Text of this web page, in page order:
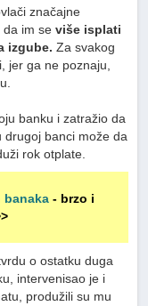
značajne
da im seviše isplati
izgube. Za svakog
jer ga ne poznaju,
banku i zatražio da
drugoj banci može da
rok otplate.
banaka - brzo i
o ostatku duga
intervenisao je i
produžili su mu